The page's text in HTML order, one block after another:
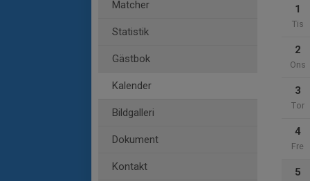
Matcher
Statistik
Gästbok
Kalender
Bildgalleri
Dokument
Kontakt
1
Tis
2
Ons
3
Tor
4
Fre
5